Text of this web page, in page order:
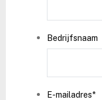
Bedrijfsnaam
E-mailadres*